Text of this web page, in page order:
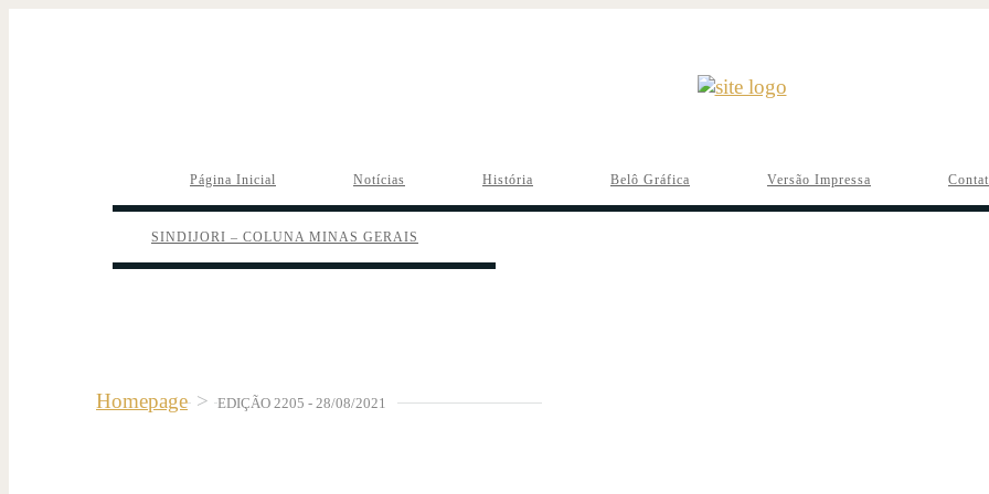
Página Inicial Notícias História Belô Gráfica Versão Impressa
SINDIJORI – COLUNA MINAS GERAIS
Homepage > EDIÇÃO 2205 - 28/08/2021